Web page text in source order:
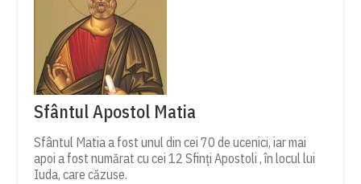
Sfântul Apostol Matia
Sfântul Matia a fost unul din cei 70 de ucenici, iar mai
apoi a fost numărat cu cei 12 Sfinți Apostoli , în locul lui
Iuda, care căzuse.